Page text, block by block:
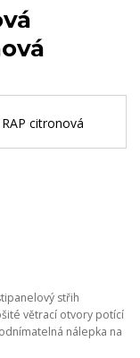
střih
větrací otvory potící
nálepka na